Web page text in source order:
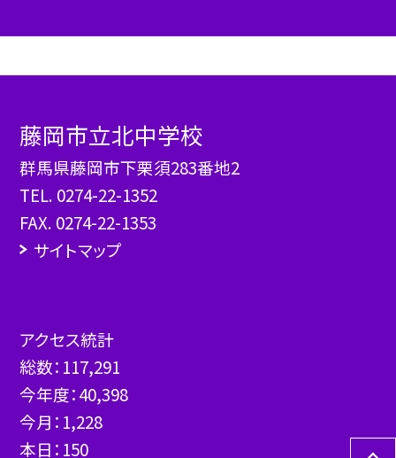
藤岡市立北中学校
群馬県藤岡市下栗須283番地2
TEL. 0274-22-1352
FAX. 0274-22-1353
サイトマップ
アクセス統計
総数： 117,291
今年度：40,398
今月： 1,228
本日： 150